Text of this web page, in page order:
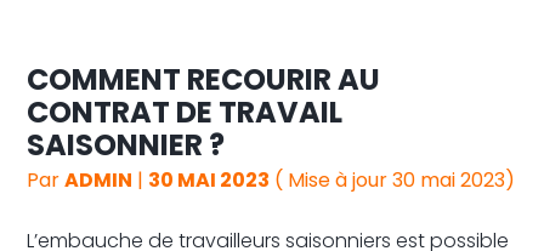
COMMENT RECOURIR AU
CONTRAT DE TRAVAIL
SAISONNIER ?
ParADMIN | 30 MAI 2023 ( Mise à jour 30 mai 2023)
L’embauche de travailleurs saisonniers est possible